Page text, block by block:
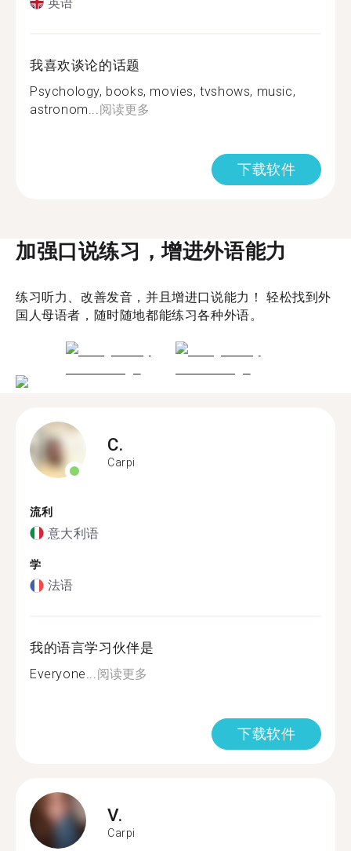
我喜欢谈论的话题
Psychology, books, movies, tvshows, music,
astronom... 阅读更多
下载软件
加强口说练习，增进外语能力
练习听力、改善发音，并且增进口说能力！ 轻松找到外
国人母语者，随时随地都能练习各种外语。
C.
Carpi
流利
意大利语
学
法语
我的语言学习伙伴是
Everyone...阅读更多
下载软件
V.
Carpi